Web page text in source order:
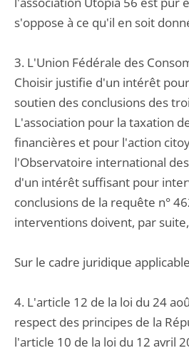
s'oppose à ce qu'il en soit
3. L'Union Fédérale des
Choisir justifie d'un intérêt
soutien des conclusions des
L'association pour la taxation
financières et pour l'action
l'Observatoire international
d'un intérêt suffisant pour
conclusions de la requête n°
interventions doivent, par
Sur le cadre juridique
4. L'article 12 de la loi du 24
respect des principes de la
l'article 10 de la loi du 12 avril